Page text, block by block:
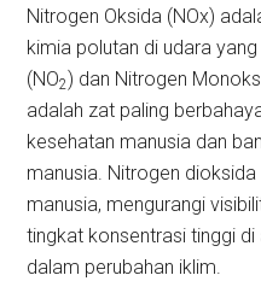
Nitrogen Oksida (NOx)
kimia polutan di udara
(NO2) dan Nitrogen
adalah zat paling
kesehatan manusia dan
manusia. Nitrogen
manusia, mengurangi
tingkat konsentrasi tinggi
dalam perubahan iklim.